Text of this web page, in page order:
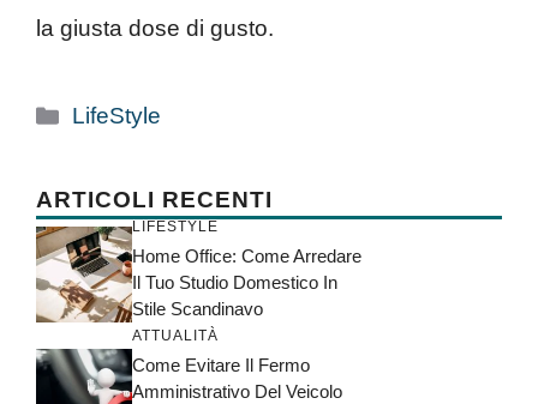
la giusta dose di gusto.
Categorie
LifeStyle
ARTICOLI RECENTI
LIFESTYLE
Home Office: Come Arredare
Il Tuo Studio Domestico In
Stile Scandinavo
ATTUALITÀ
Come Evitare Il Fermo
Amministrativo Del Veicolo